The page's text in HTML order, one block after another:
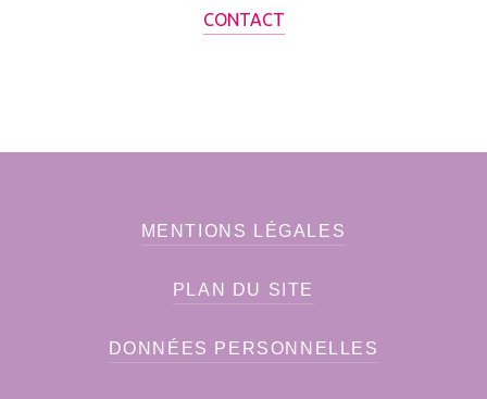
CONTACT
MENTIONS LÉGALES
PLAN DU SITE
DONNÉES PERSONNELLES